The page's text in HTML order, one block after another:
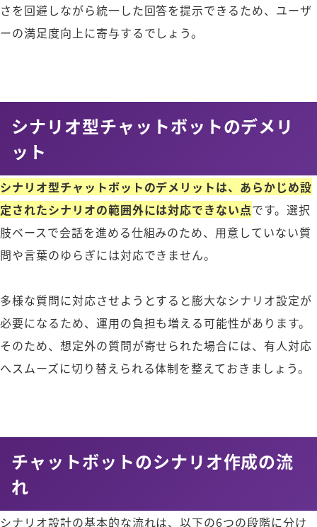
さを回避しながら統一した回答を提示できるため、ユーザ
ーの満足度向上に寄与するでしょう。
シナリオ型チャットボットのデメリ
ット
シナリオ型チャットボットのデメリットは、あらかじめ設
定されたシナリオの範囲外には対応できない点です。選択
肢ベースで会話を進める仕組みのため、用意していない質
問や言葉のゆらぎには対応できません。
多様な質問に対応させようとすると膨大なシナリオ設定が
必要になるため、運用の負担も増える可能性があります。
そのため、想定外の質問が寄せられた場合には、有人対応
へスムーズに切り替えられる体制を整えておきましょう。
チャットボットのシナリオ作成の流
れ
シナリオ設計の基本的な流れは、以下の6つの段階に分け